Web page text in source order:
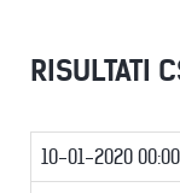
RISULTATI
10-01-2020 00:00